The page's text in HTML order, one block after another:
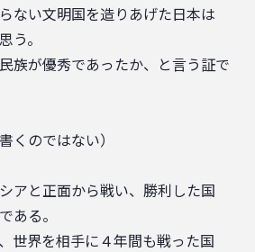
ない文明国を造りあげた日本は
う。
族が優秀であったか、と言う証で
くのではない）
アと正面から戦い、勝利した国
ある。
世界を相手に４年間も戦った国